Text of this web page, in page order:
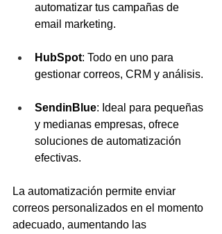
automatizar tus campañas de
email marketing.
HubSpot: Todo en uno para
gestionar correos, CRM y análisis.
SendinBlue: Ideal para pequeñas
y medianas empresas, ofrece
soluciones de automatización
efectivas.
La automatización permite enviar
correos personalizados en el momento
adecuado, aumentando las